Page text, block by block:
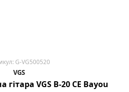
G-VG500520
VGS
гітара VGS B-20 CE Bayou